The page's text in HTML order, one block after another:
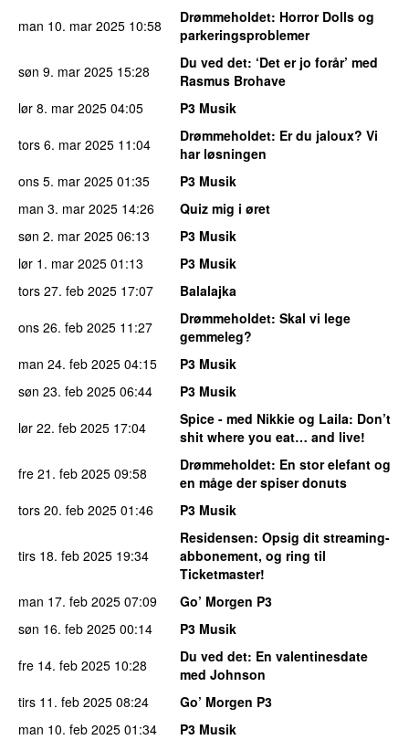
man 10. mar 2025 10:58 Drømmeholdet: Horror Dolls og
parkeringsproblemer
søn 9. mar 2025 15:28 Du ved det: ‘Det er jo forår’ med
Rasmus Brohave
lør 8. mar 2025 04:05
P3 Musik
tors 6. mar 2025 11:04 Drømmeholdet: Er du jaloux? Vi
har løsningen
ons 5. mar 2025 01:35
P3 Musik
man 3. mar 2025 14:26
Quiz mig i øret
søn 2. mar 2025 06:13
P3 Musik
lør 1. mar 2025 01:13
P3 Musik
tors 27. feb 2025 17:07
Balalajka
ons 26. feb 2025 11:27 Drømmeholdet: Skal vi lege
gemmeleg?
man 24. feb 2025 04:15
P3 Musik
søn 23. feb 2025 06:44
P3 Musik
lør 22. feb 2025 17:04 Spice - med Nikkie og Laila: Don’t
shit where you eat… and live!
fre 21. feb 2025 09:58 Drømmeholdet: En stor elefant og
en måge der spiser donuts
tors 20. feb 2025 01:46 P3 Musik
tirs 18. feb 2025 19:34
Residensen: Opsig dit streaming-
abbonement, og ring til
Ticketmaster!
man 17. feb 2025 07:09
Go’ Morgen P3
søn 16. feb 2025 00:14
P3 Musik
fre 14. feb 2025 10:28 Du ved det: En valentinesdate
med Johnson
tirs 11. feb 2025 08:24
Go’ Morgen P3
man 10. feb 2025 01:34
P3 Musik